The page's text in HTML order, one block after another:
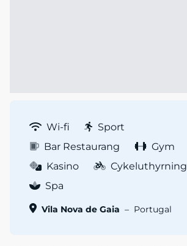
Wi-fi
Sport
Bar Restaurang
Gym
Kasino
Cykeluthyrning
Spa
Vila Nova de Gaia – Portugal